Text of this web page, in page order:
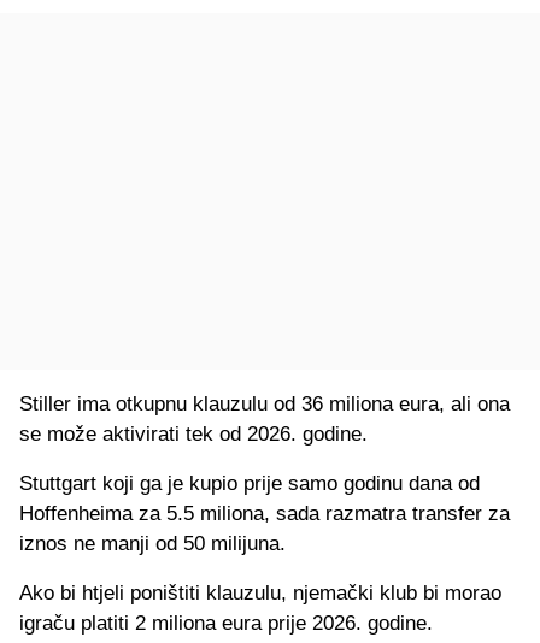
Stiller ima otkupnu klauzulu od 36 miliona eura, ali ona
se može aktivirati tek od 2026. godine.
Stuttgart koji ga je kupio prije samo godinu dana od
Hoffenheima za 5.5 miliona, sada razmatra transfer za
iznos ne manji od 50 milijuna.
Ako bi htjeli poništiti klauzulu, njemački klub bi morao
igraču platiti 2 miliona eura prije 2026. godine.